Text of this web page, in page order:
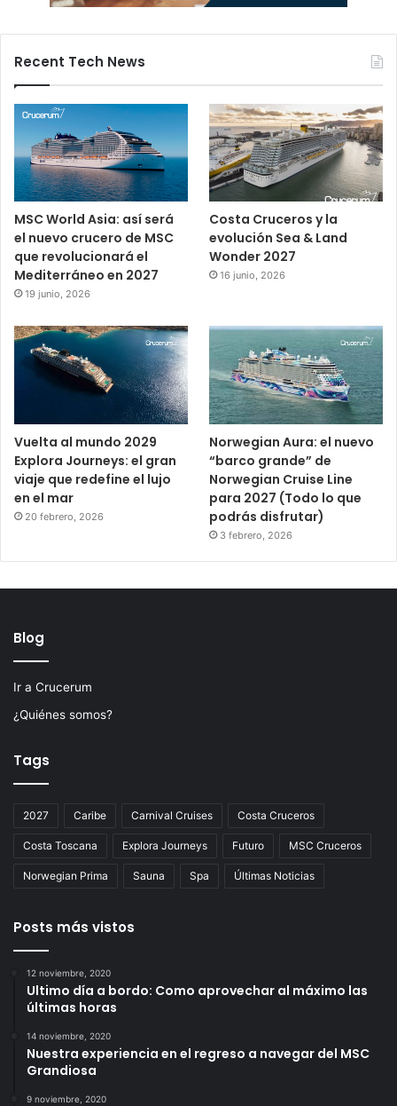
Recent Tech News
MSC World Asia: así será
el nuevo crucero de MSC
que revolucionará el
Mediterráneo en 2027
19 junio, 2026
Costa Cruceros y la
evolución Sea & Land
Wonder 2027
16 junio, 2026
Vuelta al mundo 2029
Explora Journeys: el gran
viaje que redefine el lujo
en el mar
20 febrero, 2026
Norwegian Aura: el nuevo
“barco grande” de
Norwegian Cruise Line
para 2027 (Todo lo que
podrás disfrutar)
3 febrero, 2026
Blog
Ir a Crucerum
¿Quiénes somos?
Tags
2027 Caribe Carnival Cruises Costa Cruceros
Costa Toscana Explora Journeys Futuro MSC Cruceros
Norwegian Prima Sauna Spa Últimas Noticias
Posts más vistos
12 noviembre, 2020
Ultimo día a bordo: Como aprovechar al máximo las
últimas horas
14 noviembre, 2020
Nuestra experiencia en el regreso a navegar del MSC
Grandiosa
9 noviembre, 2020